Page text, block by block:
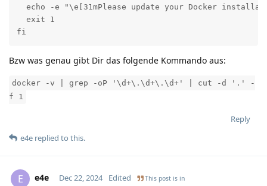
echo -e "\e[31mPlease update your Docker
  exit 1
fi
Bzw was genau gibt Dir das folgende Kommando aus:
docker -v | grep -oP '\d+\.\d+\.\d+' | cut -d '.' -
f 1
Reply
e4e replied to this.
E e4e Dec 22, 2024 Edited This post is in